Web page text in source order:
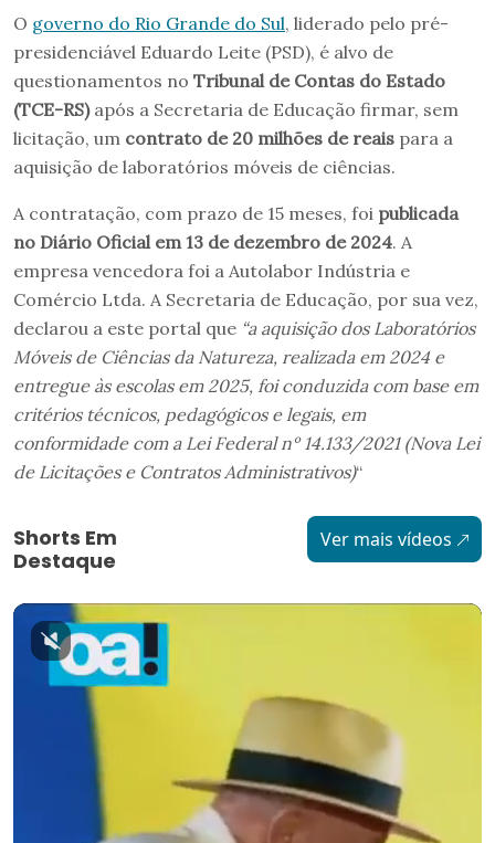
O governo do Rio Grande do Sul, liderado pelo pré-
presidenciável Eduardo Leite (PSD), é alvo de
questionamentos no Tribunal de Contas do Estado
(TCE-RS)após a Secretaria de Educação firmar, sem
licitação, um contrato de 20 milhões de reais para a
aquisição de laboratórios móveis de ciências.
A contratação, com prazo de 15 meses, foi publicada
no Diário Oficial em 13 de dezembro de 2024. A
empresa vencedora foi a Autolabor Indústria e
Comércio Ltda. A Secretaria de Educação, por sua vez,
declarou a este portal que “a aquisição dos Laboratórios
Móveis de Ciências da Natureza, realizada em 2024 e
entregue às escolas em 2025, foi conduzida com base em
critérios técnicos, pedagógicos e legais, em
conformidade com a Lei Federal nº 14.133/2021 (Nova Lei
de Licitações e Contratos Administrativos)“
Shorts Em
Destaque
Ver mais vídeos